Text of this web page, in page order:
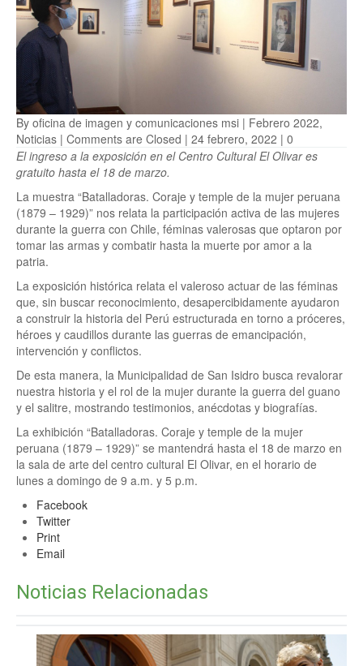
By oficina de imagen y comunicaciones msi | Febrero 2022,
Noticias | Comments are Closed | 24 febrero, 2022 | 0
El ingreso a la exposición en el Centro Cultural El Olivar es
gratuito hasta el 18 de marzo.
La muestra “Batalladoras. Coraje y temple de la mujer peruana
(1879 – 1929)” nos relata la participación activa de las mujeres
durante la guerra con Chile, féminas valerosas que optaron por
tomar las armas y combatir hasta la muerte por amor a la
patria.
La exposición histórica relata el valeroso actuar de las féminas
que, sin buscar reconocimiento, desapercibidamente ayudaron
a construir la historia del Perú estructurada en torno a próceres,
héroes y caudillos durante las guerras de emancipación,
intervención y conflictos.
De esta manera, la Municipalidad de San Isidro busca revalorar
nuestra historia y el rol de la mujer durante la guerra del guano
y el salitre, mostrando testimonios, anécdotas y biografías.
La exhibición “Batalladoras. Coraje y temple de la mujer
peruana (1879 – 1929)” se mantendrá hasta el 18 de marzo en
la sala de arte del centro cultural El Olivar, en el horario de
lunes a domingo de 9 a.m. y 5 p.m.
Facebook
Twitter
Print
Email
Noticias Relacionadas